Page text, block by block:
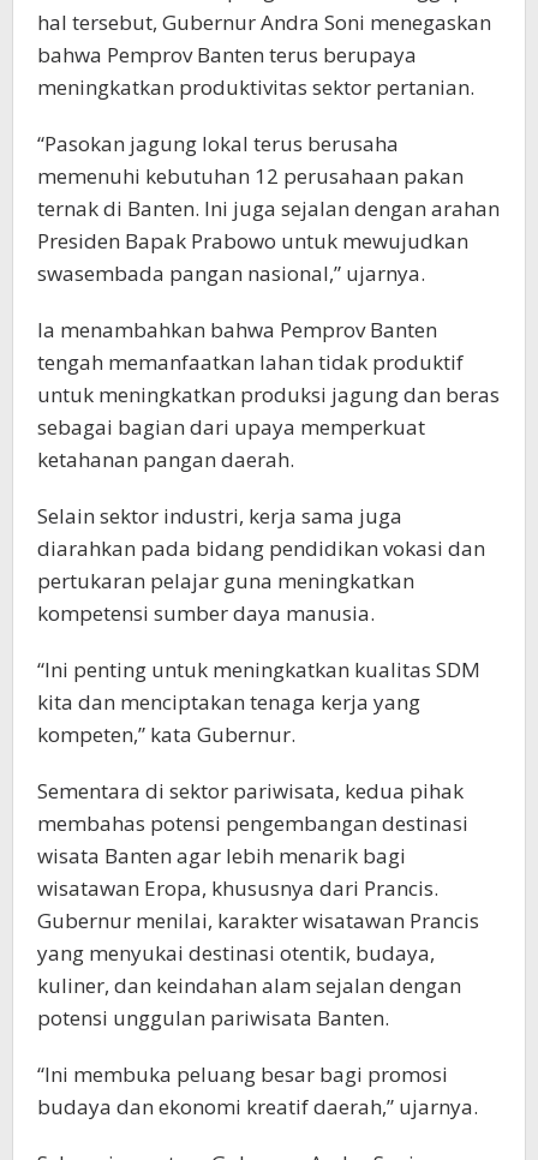
hal tersebut, Gubernur Andra Soni menegaskan
bahwa Pemprov Banten terus berupaya
meningkatkan produktivitas sektor pertanian.
“Pasokan jagung lokal terus berusaha
memenuhi kebutuhan 12 perusahaan pakan
ternak di Banten. Ini juga sejalan dengan arahan
Presiden Bapak Prabowo untuk mewujudkan
swasembada pangan nasional,” ujarnya.
Ia menambahkan bahwa Pemprov Banten
tengah memanfaatkan lahan tidak produktif
untuk meningkatkan produksi jagung dan beras
sebagai bagian dari upaya memperkuat
ketahanan pangan daerah.
Selain sektor industri, kerja sama juga
diarahkan pada bidang pendidikan vokasi dan
pertukaran pelajar guna meningkatkan
kompetensi sumber daya manusia.
“Ini penting untuk meningkatkan kualitas SDM
kita dan menciptakan tenaga kerja yang
kompeten,” kata Gubernur.
Sementara di sektor pariwisata, kedua pihak
membahas potensi pengembangan destinasi
wisata Banten agar lebih menarik bagi
wisatawan Eropa, khususnya dari Prancis.
Gubernur menilai, karakter wisatawan Prancis
yang menyukai destinasi otentik, budaya,
kuliner, dan keindahan alam sejalan dengan
potensi unggulan pariwisata Banten.
“Ini membuka peluang besar bagi promosi
budaya dan ekonomi kreatif daerah,” ujarnya.